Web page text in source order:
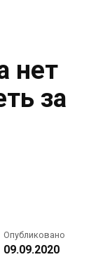
нет
за
Опубликовано
09.09.2020